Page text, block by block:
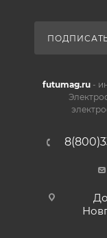
futumag.ru-